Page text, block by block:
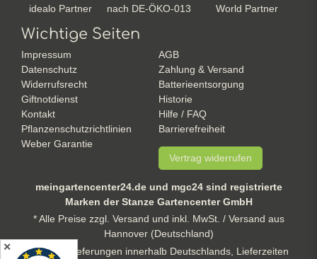
idealo Partner
nach DE-ÖKO-013
World Partner
Wichtige Seiten
Impressum
AGB
Datenschutz
Zahlung & Versand
Widerrufsrecht
Batterieentsorgung
Giftnotdienst
Historie
Kontakt
Hilfe / FAQ
Pflanzenschutzrichtlinien
Barrierefreiheit
Weber Garantie
Vertrag widerrufen
meingartencenter24.de und mgc24 sind registrierte
Marken der Stanze Gartencenter GmbH
* Alle Preise zzgl. Versand und inkl. MwSt. / Versand aus
Hannover (Deutschland)
** gilt für Lieferungen innerhalb Deutschlands, Lieferzeiten
✕